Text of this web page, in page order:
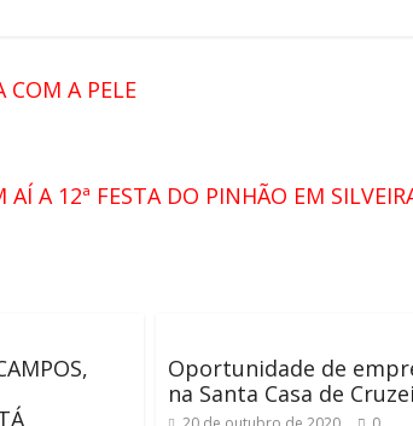
COM A PELE
AÍ A 12ª FESTA DO PINHÃO EM
Oportunidade de
na Santa Casa de